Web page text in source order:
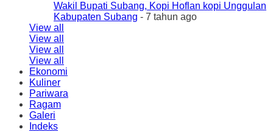
Wakil Bupati Subang, Kopi Hoflan kopi Unggulan
Kabupaten Subang - 7 tahun ago
View all
View all
View all
View all
Ekonomi
Kuliner
Pariwara
Ragam
Galeri
Indeks